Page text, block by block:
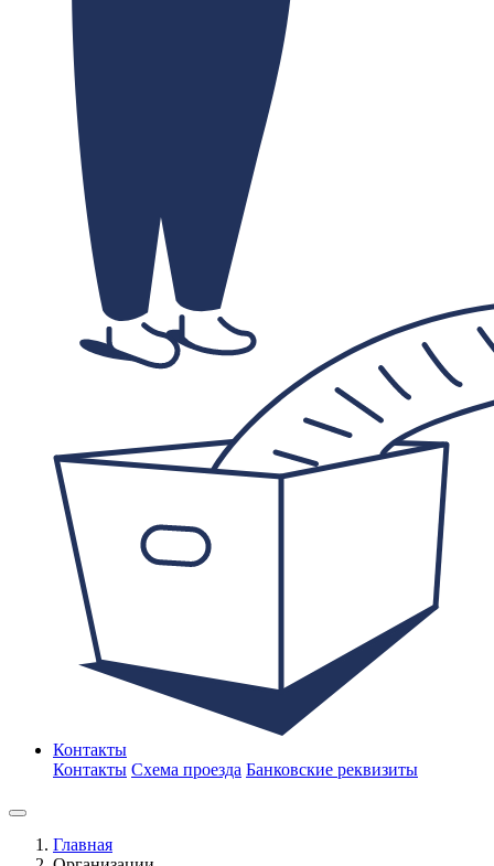
Контакты
Контакты Схема проезда Банковские реквизиты
Главная